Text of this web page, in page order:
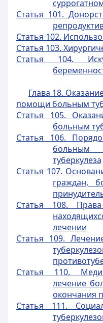
Статья 101.
Статья 102.
Статья 103.
Статья 104.
Глава 18.
помощи больным
Статья 105.
больным
Статья 106.
туберкулеза
Статья 107.
граждан,
Статья 108.
лечении
Статья 109.
Статья 110.
лечение
окончания
Статья 111.